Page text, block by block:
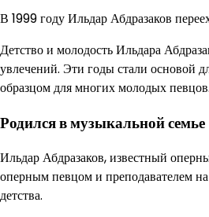
В 1999 году Ильдар Абдразаков
Детство и молодость Ильдара
увлечений. Эти годы стали основой
образцом для многих молодых певцов.
Родился в музыкальной семье
Ильдар Абдразаков, известный
оперным певцом и преподавателем
детства.